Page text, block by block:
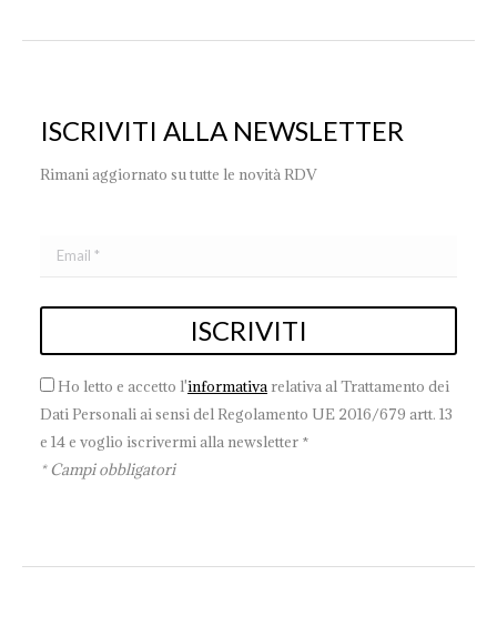
ISCRIVITI ALLA NEWSLETTER
Rimani aggiornato su tutte le novità RDV
Ho letto e accetto l'informativa relativa al Trattamento dei
Dati Personali ai sensi del Regolamento UE 2016/679 artt. 13
e 14 e voglio iscrivermi alla newsletter *
* Campi obbligatori